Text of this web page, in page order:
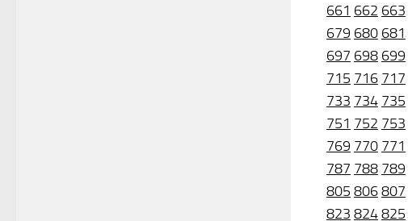
661 662 663
679 680 681
697 698 699
715 716 717
733 734 735
751 752 753
769 770 771
787 788 789
805 806807
823 824825